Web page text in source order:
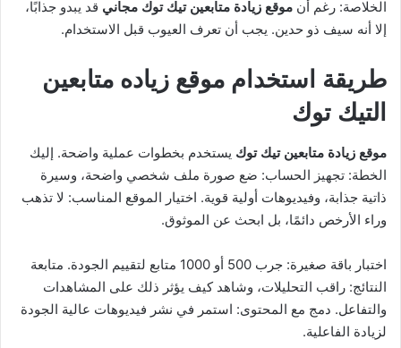
الخلاصة: رغم أن موقع زيادة متابعين تيك توك مجاني قد يبدو جذابًا،
إلا أنه سيف ذو حدين. يجب أن تعرف العيوب قبل الاستخدام.
طريقة استخدام موقع زياده متابعين
التيك توك
موقع زيادة متابعين تيك توك يستخدم بخطوات عملية واضحة. إليك
الخطة: تجهيز الحساب: ضع صورة ملف شخصي واضحة، وسيرة
ذاتية جذابة، وفيديوهات أولية قوية. اختيار الموقع المناسب: لا تذهب
وراء الأرخص دائمًا، بل ابحث عن الموثوق.
اختبار باقة صغيرة: جرب 500 أو 1000 متابع لتقييم الجودة. متابعة
النتائج: راقب التحليلات، وشاهد كيف يؤثر ذلك على المشاهدات
والتفاعل. دمج مع المحتوى: استمر في نشر فيديوهات عالية الجودة
لزيادة الفاعلية.